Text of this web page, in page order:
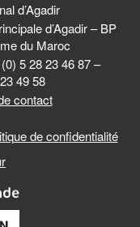
d’Agadir
d’Agadir – BP
du Maroc
5 28 23 46 87 –
49 58
contact
de confidentialité